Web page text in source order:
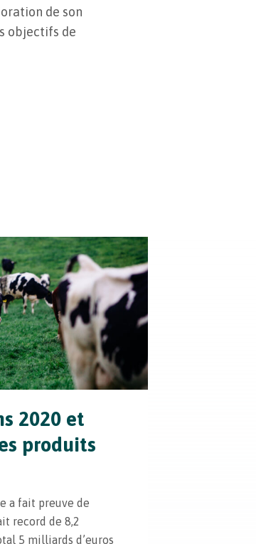
de son
objectifs de
2020 et
produits
a fait preuve de
record de 8,2
5 milliards d’euros